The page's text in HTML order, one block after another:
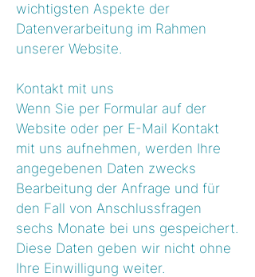
wichtigsten Aspekte der
Datenverarbeitung im Rahmen
unserer Website.
Kontakt mit uns
Wenn Sie per Formular auf der
Website oder per E-Mail Kontakt
mit uns aufnehmen, werden Ihre
angegebenen Daten zwecks
Bearbeitung der Anfrage und für
den Fall von Anschlussfragen
sechs Monate bei uns gespeichert.
Diese Daten geben wir nicht ohne
Ihre Einwilligung weiter.